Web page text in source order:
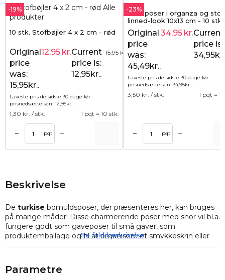
-19%
10 stk. Stofbøjler 4 x 2 cm - rød
15,95 kr.
Original
price
was:
15,95kr..
12,95 kr.Current
price is:
12,95kr..
Laveste pris de sidste 30 dage før
prisnedsættelsen: 12,95kr..
1,30 kr. / stk. 1 pqt = 10 stk.
– pqt +
-23%
Gaveposer i organza og
linned-look 10x13 cm - 10
elegance i naturlig stil
Original
price
was:
45,49kr..
34,95 kr.Current
price is:
Laveste pris de sidste 30 dage før
prisnedsættelsen: 34,95kr..
3,50 kr. / stk. 1 pqt =
– pqt +
Beskrivelse
De turkise bomuldsposer, der præsenteres her, kan bruges
på mange måder! Disse charmerende poser med snor vil bl.a.
fungere godt som gaveposer til små gaver, som
produktemballage og til at organisere et smykkeskrin eller
en æske med feriesouvenirs.
størrelsen 10 x 13 cm
Se fuld beskrivelse
Parametre